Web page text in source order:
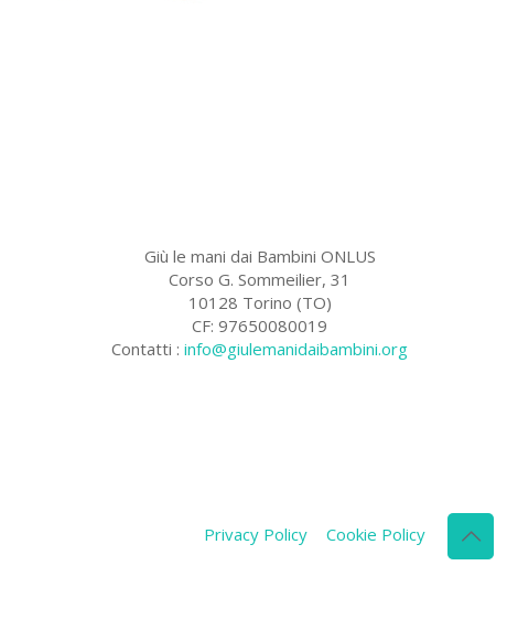
Giù le mani dai Bambini ONLUS
Corso G. Sommeilier, 31
10128 Torino (TO)
CF: 97650080019
Contatti :info@giulemanidaibambini.org
Privacy Policy Cookie Policy